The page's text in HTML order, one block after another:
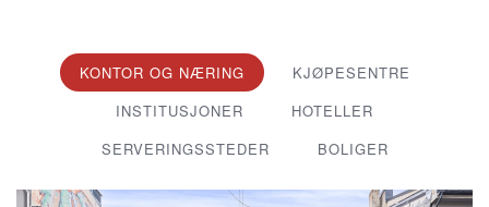
KONTOR OG NÆRING
KJØPESENTRE
INSTITUSJONER
HOTELLER
SERVERINGSSTEDER
BOLIGER